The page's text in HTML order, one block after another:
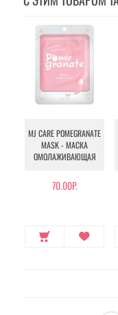
MJ CARE POMEGRANATE
MASK - МАСКА
ОМОЛАЖИВАЮЩАЯ
70.00Р.